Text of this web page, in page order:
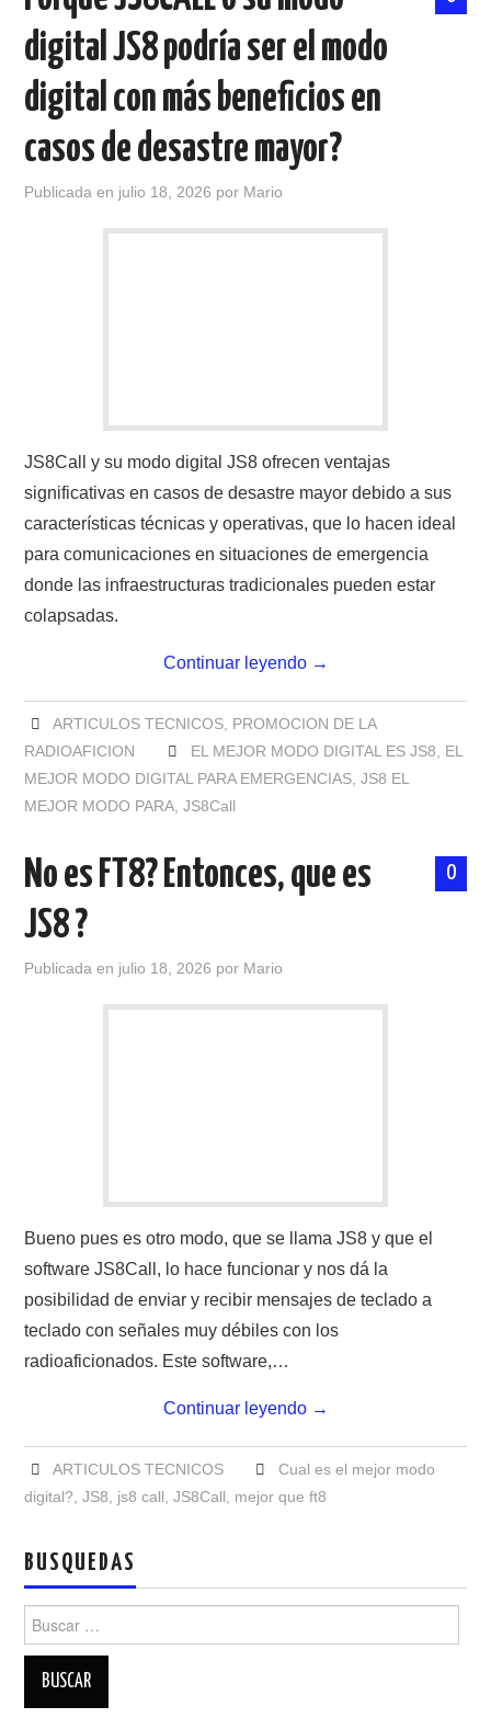
digital JS8 podría ser el modo
digital con más beneficios en
casos de desastre mayor?
Publicada en julio 18, 2026 por Mario
JS8Call y su modo digital JS8 ofrecen ventajas
significativas en casos de desastre mayor debido a sus
características técnicas y operativas, que lo hacen ideal
para comunicaciones en situaciones de emergencia
donde las infraestructuras tradicionales pueden estar
colapsadas.
Continuar leyendo →
ARTICULOS TECNICOS, PROMOCION DE LA
RADIOAFICION
EL MEJOR MODO DIGITAL ES JS8
EL
MEJOR MODO DIGITAL PARA EMERGENCIAS ,JS8 EL
MEJOR MODO PARA ,JS8Call
0
No es FT8? Entonces, que es
JS8 ?
Publicada en julio 18, 2026 por Mario
Bueno pues es otro modo, que se llama JS8 y que el
software JS8Call, lo hace funcionar y nos dá la
posibilidad de enviar y recibir mensajes de teclado a
teclado con señales muy débiles con los
radioaficionados. Este software,…
Continuar leyendo →
ARTICULOS TECNICOS
Cual es el mejor modo
digital? ,JS8 js8 call ,JS8Call mejor que ft8
BUSQUEDAS